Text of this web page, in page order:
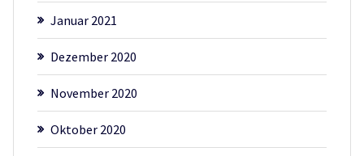
Januar 2021
Dezember 2020
November 2020
Oktober 2020